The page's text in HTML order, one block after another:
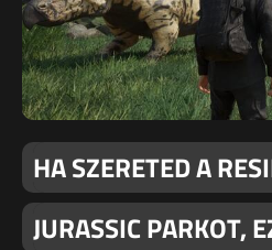
HA SZERETED A
JURASSIC PARKOT,